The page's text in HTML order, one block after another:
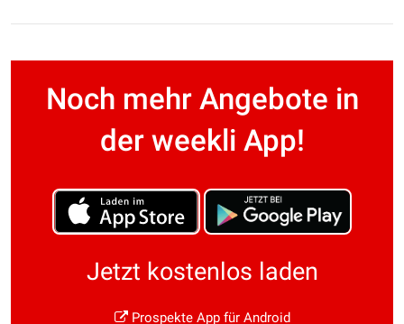
Noch mehr Angebote in
der weekli App!
Jetzt kostenlos laden
Prospekte App für Android